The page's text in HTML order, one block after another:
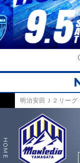
明治安田Ｊ２リーグ
HOME